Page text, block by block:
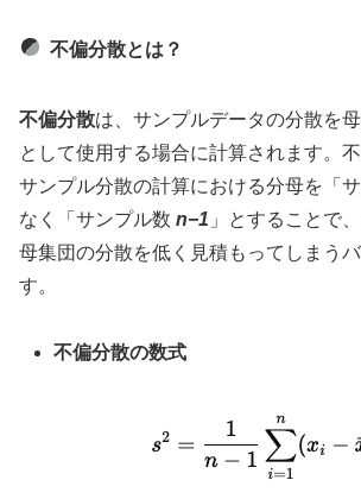
不偏分散とは？
不偏分散は、サンプルデータの分散を
として使用する場合に計算されます。
サンプル分散の計算における分母を「
なく「サンプル数 n−1 」とすることで
母集団の分散を低く見積もってしまう
す。
不偏分散の数式